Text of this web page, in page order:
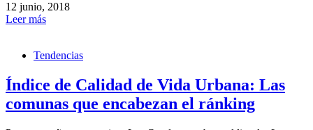
12 junio, 2018
Leer más
Tendencias
Índice de Calidad de Vida Urbana: Las
comunas que encabezan el ránking